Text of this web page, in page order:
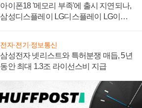
아이폰18 '메모리 부족'에 출시 지연되나,
삼성디스플레이 LG디스플레이 LG이노
전자·전기·정보통신
삼성전자 넷리스트와 특허분쟁 매듭, 5년
동안 최대 1.3조 라이선스비 지급